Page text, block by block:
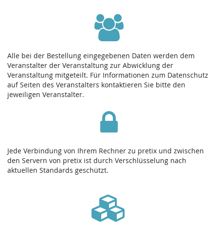
Alle bei der Bestellung eingegebenen Daten werden dem
Veranstalter der Veranstaltung zur Abwicklung der
Veranstaltung mitgeteilt. Für Informationen zum Datenschutz
auf Seiten des Veranstalters kontaktieren Sie bitte den
jeweiligen Veranstalter.
Jede Verbindung von Ihrem Rechner zu pretix und zwischen
den Servern von pretix ist durch Verschlüsselung nach
aktuellen Standards geschützt.